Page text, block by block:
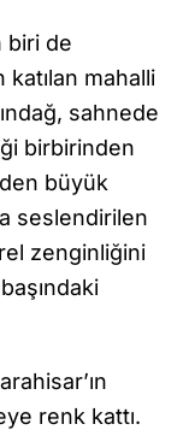
biri de
katılan mahalli
sahnede
birbirinden
büyük
seslendirilen
zenginliğini
renk kattı.